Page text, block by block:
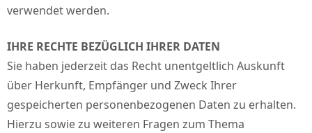
verwendet werden.
IHRE RECHTE BEZÜGLICH IHRER DATEN
Sie haben jederzeit das Recht unentgeltlich Auskunft
über Herkunft, Empfänger und Zweck Ihrer
gespeicherten personenbezogenen Daten zu erhalten.
Hierzu sowie zu weiteren Fragen zum Thema